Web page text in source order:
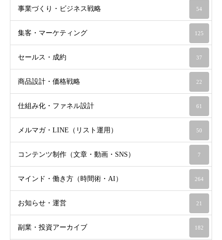
事業づくり・ビジネス戦略 54
集客・マーケティング 125
セールス・成約 37
商品設計・価格戦略 22
仕組み化・ファネル設計 61
メルマガ・LINE（リスト運用） 50
コンテンツ制作（文章・動画・SNS） 7
マインド・働き方（時間術・AI） 264
お知らせ・運営 21
副業・投資アーカイブ 182